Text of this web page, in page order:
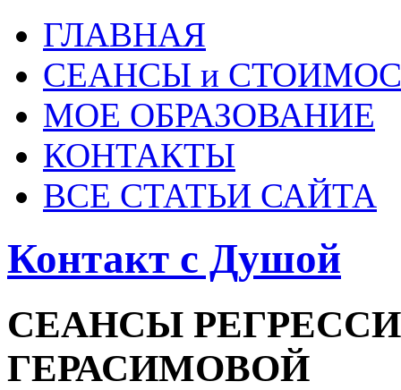
ГЛАВНАЯ
СЕАНСЫ и
МОЕ ОБРАЗОВАНИЕ
КОНТАКТЫ
ВСЕ СТАТЬИ САЙТА
Контакт с Душой
СЕАНСЫ
ГЕРАСИМОВОЙ